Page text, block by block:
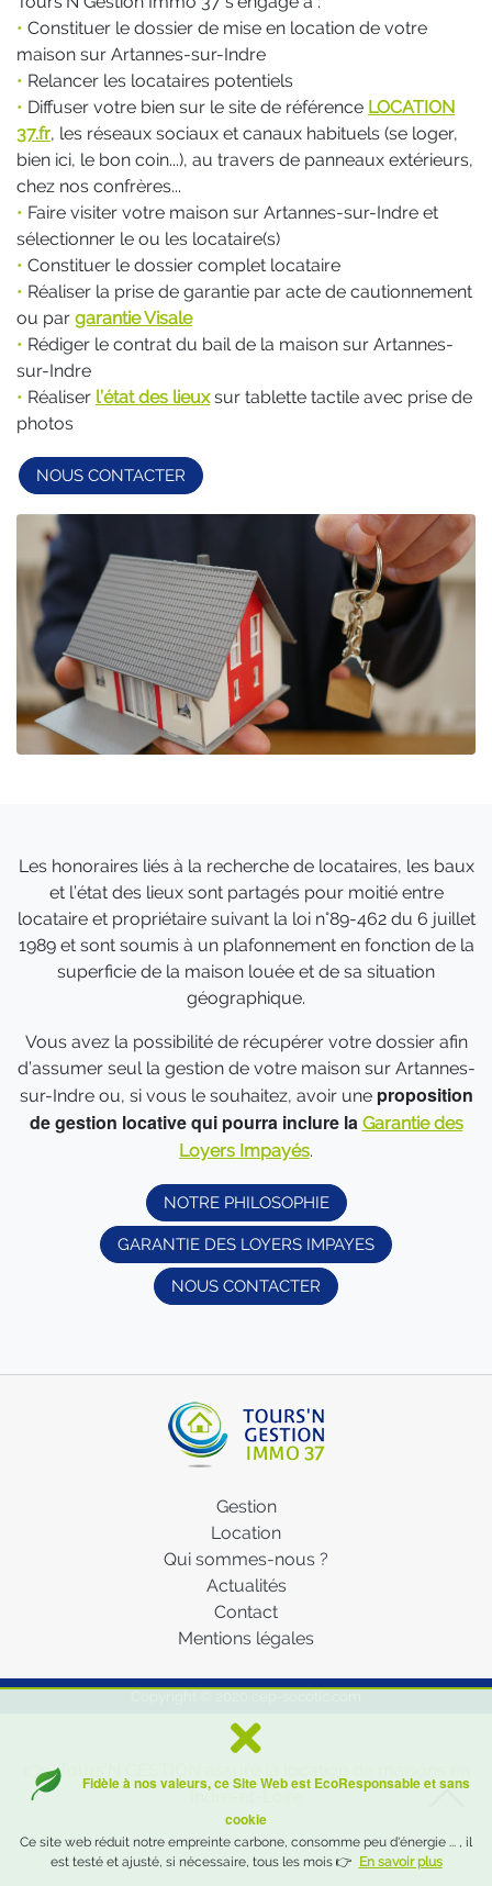
• Constituer le dossier de mise en location de votre
maison sur Artannes-sur-Indre
• Relancer les locataires potentiels
• Diffuser votre bien sur le site de référence LOCATION
37.fr, les réseaux sociaux et canaux habituels (se loger,
bien ici, le bon coin...), au travers de panneaux extérieurs,
chez nos confrères...
• Faire visiter votre maison sur Artannes-sur-Indre et
sélectionner le ou les locataire(s)
• Constituer le dossier complet locataire
• Réaliser la prise de garantie par acte de cautionnement
ou par garantie Visale
• Rédiger le contrat du bail de la maison sur Artannes-
sur-Indre
• Réaliser l’état des lieuxsur tablette tactile avec prise de
photos
NOUS CONTACTER
Les honoraires liés à la recherche de locataires, les baux
et l’état des lieux sont partagés pour moitié entre
locataire et propriétaire suivant la loi n°89-462 du 6 juillet
1989 et sont soumis à un plafonnement en fonction de la
superficie de la maison louée et de sa situation
géographique.
Vous avez la possibilité de récupérer votre dossier afin
d’assumer seul la gestion de votre maison sur Artannes-
sur-Indre ou, si vous le souhaitez, avoir une proposition
de gestion locative qui pourra inclure la Garantie des
Loyers Impayés.
NOTRE PHILOSOPHIE
GARANTIE DES LOYERS IMPAYES
NOUS CONTACTER
Fidèle à nos valeurs, ce Site Web est EcoResponsable et sans
cookie
Ce site web réduit notre empreinte carbone, consomme peu d'énergie ... , il
est testé et ajusté, si nécessaire, tous les mois 👉
En savoir plus
Gestion
Location
Qui sommes-nous ?
Actualités
Contact
Mentions légales
👉 Tours'N GESTION assure la location de maisons en
Indre-et-Loire